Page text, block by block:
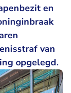
en
van
opgelegd.